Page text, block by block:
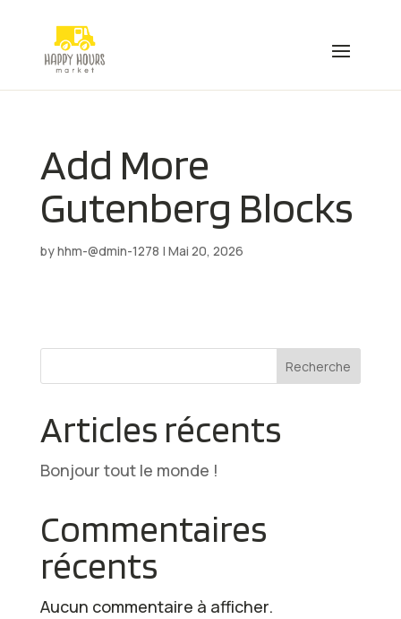
Add More
Gutenberg Blocks
byhhm-@dmin-1278 | Mai 20, 2026
Recherche
Articles récents
Bonjour tout le monde !
Commentaires
récents
Aucun commentaire à afficher.